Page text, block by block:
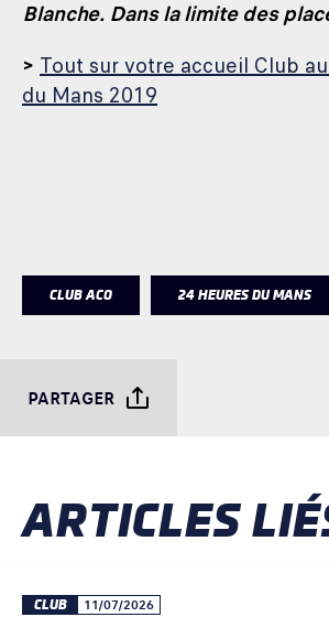
Blanche. Dans la limite des
> Tout sur votre accueil Club
du Mans 2019
CLUB ACO 24 HEURES DU MANS
PARTAGER
ARTICLES
CLUB 11/07/2026